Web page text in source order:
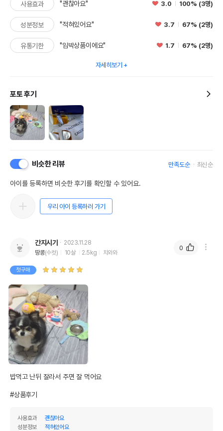
사용효과 "괜찮아요" 3.0 100% (3명)
성분정보 "적혀있어요" 3.7 67% (2명)
유통기한 "임박상품이에요" 1.7 67% (2명)
자세히보기
포토 후기
비슷한 리뷰 만족도순 최신순
아이를 등록하면 비슷한 후기를 확인할 수 있어요.
우리 아이 등록하러 가기
간지시기
2023.11.28
땅콩(수컷) 10살 2.5kg 치와와
첫구매
밥먹고 난뒤 잘라서 주면 잘 먹어요
#상품후기
사용효과
괜찮아요
성분정보
적혀있어요
0